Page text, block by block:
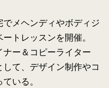
メヘンディやボディジ
トレッスンを開催。
ー＆コピーライター
て、デザイン制作やコ
いる。